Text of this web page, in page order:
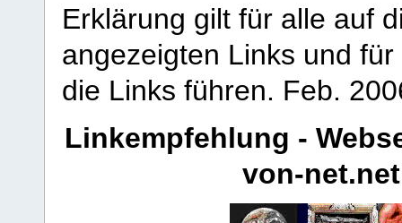
Erklärung gilt für alle auf
angezeigten Links und
die Links führen. Feb.
Linkempfehlung -
von-net.net